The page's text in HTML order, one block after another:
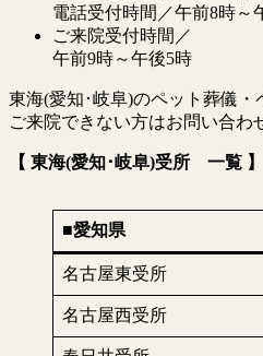
電話受付時間／午前8時～
ご来院受付時間／
午前9時～午後5時
東海(愛知･岐阜)のペット葬儀・
ご来院できない方はお問い合わ
【 東海(愛知･岐阜)受所 一覧 】
■愛知県
名古屋東受所
名古屋西受所